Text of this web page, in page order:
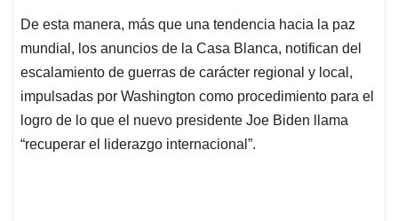
De esta manera, más que una tendencia hacia la paz
mundial, los anuncios de la Casa Blanca, notifican del
escalamiento de guerras de carácter regional y local,
impulsadas por Washington como procedimiento para el
logro de lo que el nuevo presidente Joe Biden llama
“recuperar el liderazgo internacional”.